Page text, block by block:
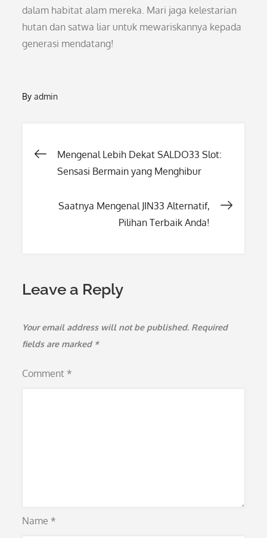
dalam habitat alam mereka. Mari jaga kelestarian
hutan dan satwa liar untuk mewariskannya kepada
generasi mendatang!
Byadmin
Post
Mengenal Lebih Dekat SALDO33 Slot:
Sensasi Bermain yang Menghibur
Saatnya Mengenal JIN33 Alternatif,
Pilihan Terbaik Anda!
Leave a Reply
Your email address will not be published. Required
fields are marked *
Comment *
Name *